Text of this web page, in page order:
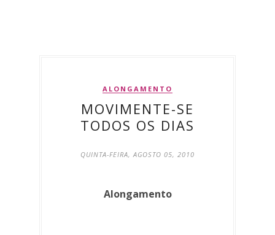
ALONGAMENTO
MOVIMENTE-SE
TODOS OS DIAS
QUINTA-FEIRA, AGOSTO 05, 2010
Alongamento